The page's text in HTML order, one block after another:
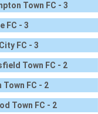
Town FC - 3
FC - 3
FC - 3
Town FC - 2
Town FC - 2
Town FC - 2